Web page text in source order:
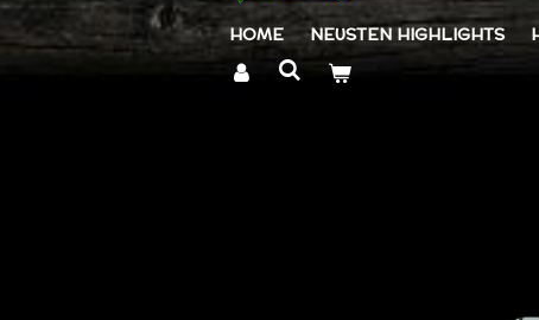
HOME NEUSTEN HIGHLIGHTS